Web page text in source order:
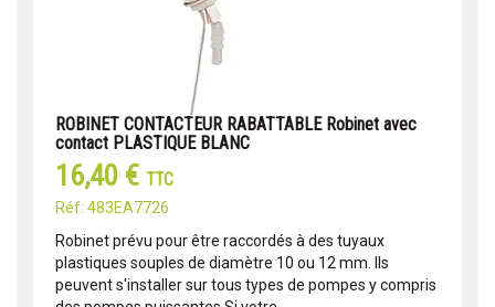
ROBINET CONTACTEUR RABATTABLE Robinet avec
contact PLASTIQUE BLANC
16,40 € TTC
Réf: 483EA7726
Robinet prévu pour être raccordés à des tuyaux
plastiques souples de diamètre 10 ou 12 mm. Ils
peuvent s'installer sur tous types de pompes y compris